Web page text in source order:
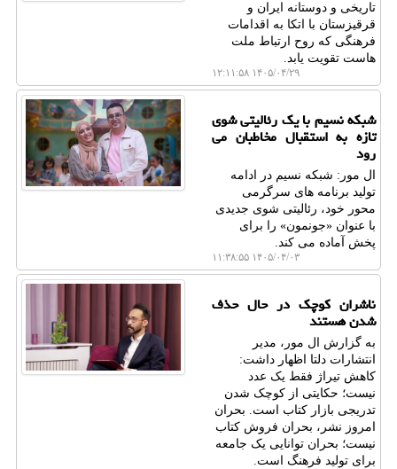
تاریخی و دوستانه ایران و
قرقیزستان با اتکا به اقدامات
فرهنگی که روح ارتباط ملت
هاست تقویت یابد.
۱۴۰۵/۰۴/۲۹ ۱۲:۱۱:۵۸
شبکه نسیم با یک رئالیتی شوی
تازه به استقبال مخاطبان می
رود
ال مور: شبکه نسیم در ادامه
تولید برنامه های سرگرمی
محور خود، رئالیتی شوی جدیدی
با عنوان «جونمون» را برای
پخش آماده می کند.
۱۴۰۵/۰۴/۰۳ ۱۱:۳۸:۵۵
ناشران کوچک در حال حذف
شدن هستند
به گزارش ال مور، مدیر
انتشارات دلتا اظهار داشت:
کاهش تیراژ فقط یک عدد
نیست؛ حکایتی از کوچک شدن
تدریجی بازار کتاب است. بحران
امروز نشر، بحران فروش کتاب
نیست؛ بحران توانایی یک جامعه
برای تولید فرهنگ است.